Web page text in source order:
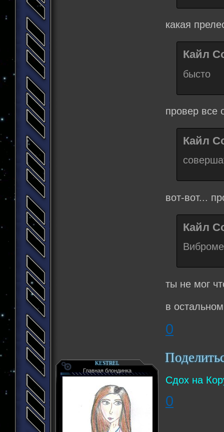
какая
Кайл
бысто
провер все
Кайл
вот-вот...
Кайл
ты не мог
в
0
KESTREL
Главная блондинка
Сдох на
0